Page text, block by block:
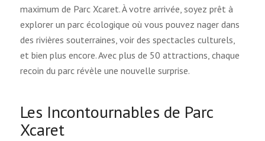
maximum de Parc Xcaret. À votre arrivée, soyez prêt à
explorer un parc écologique où vous pouvez nager dans
des rivières souterraines, voir des spectacles culturels,
et bien plus encore. Avec plus de 50 attractions, chaque
recoin du parc révèle une nouvelle surprise.
Les Incontournables de Parc
Xcaret